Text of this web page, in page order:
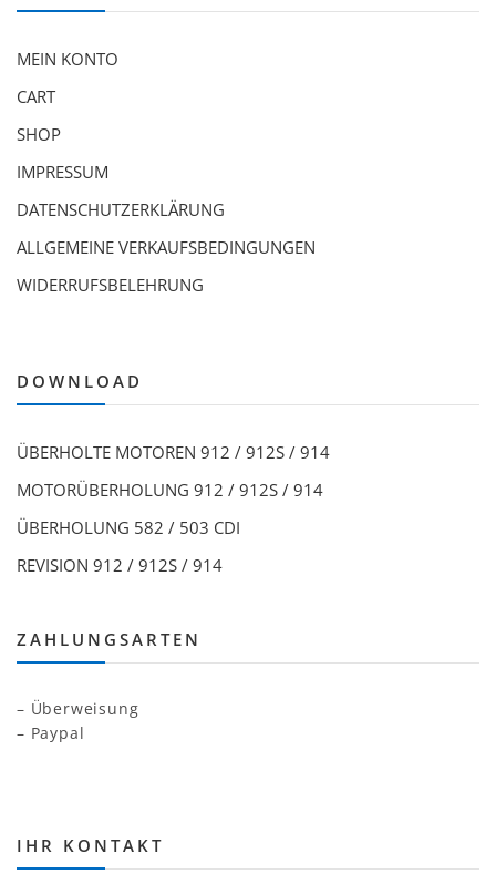
MEIN KONTO
CART
SHOP
IMPRESSUM
DATENSCHUTZERKLÄRUNG
ALLGEMEINE VERKAUFSBEDINGUNGEN
WIDERRUFSBELEHRUNG
DOWNLOAD
ÜBERHOLTE MOTOREN 912 / 912S / 914
MOTORÜBERHOLUNG 912 / 912S / 914
ÜBERHOLUNG 582 / 503 CDI
REVISION 912 / 912S / 914
ZAHLUNGSARTEN
– Überweisung
– Paypal
IHR KONTAKT